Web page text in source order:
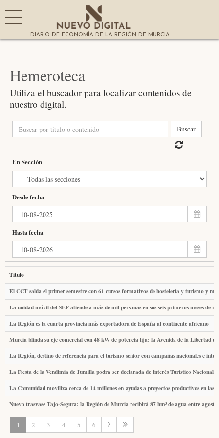
DIARIO DE ECONOMÍA DE LA REGIÓN DE MURCIA
Hemeroteca
Utiliza el buscador para localizar contenidos de
nuestro digital.
Buscar
En Sección
Desde fecha
Hasta fecha
Titulo
El CCT salda el primer semestre con 61 cursos formativos de hostelería y turismo y
La unidad móvil del SEF atiende a más de mil personas en sus seis primeros meses de
La Región es la cuarta provincia más exportadora de España al continente africano
Murcia blinda su eje comercial con 48 kW de potencia fija: la Avenida de la Libertad
La Región, destino de referencia para el turismo senior con campañas nacionales e
La Fiesta de la Vendimia de Jumilla podrá ser declarada de Interés Turístico Nacional
La Comunidad moviliza cerca de 14 millones en ayudas a proyectos productivos en las
Nuevo trasvase Tajo-Segura: la Región de Murcia recibirá 87 hm³ de agua entre
1 2 3 4 5 6